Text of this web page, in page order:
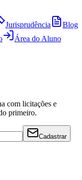
Jurisprudência
Blog
Área do Aluno
com licitações e
primeiro.
Cadastrar